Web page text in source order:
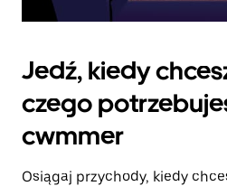
Jedź, kiedy
czego
cwmmer
Osiągaj przychody, kiedy